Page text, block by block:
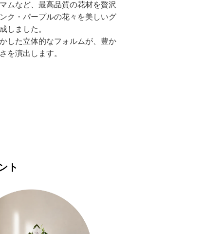
ムなど、最高品質の花材を贅沢
ク・パープルの花々を美しいグ
しました。
した立体的なフォルムが、豊か
を演出します。
ト